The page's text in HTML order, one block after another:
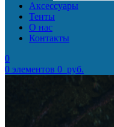
Аксессуары
Тенты
О нас
Контакты
0
0 элементов 0 руб.